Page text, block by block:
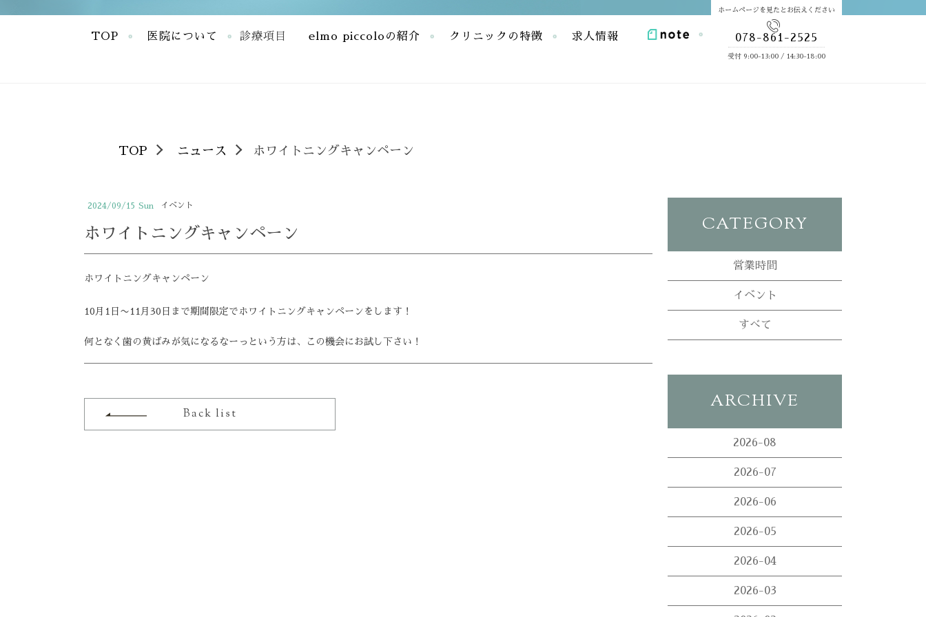
TOP 医院について
英語学習室
診療項目
こどもの矯正歯科
elmo piccoloの紹介 クリニックの特徴 求人情報
ホームページを見たとお伝えください
078-861-2525
受付 9:00-13:00 / 14:30-18:00
TOP ニュース ホワイトニングキャンペーン
2024/09/15 Sun イベント
ホワイトニングキャンペーン
ホワイトニングキャンペーン
10月1日〜11月30日まで期間限定でホワイトニングキャンペーンをします！
何となく歯の黄ばみが気になるなーっという方は、この機会にお試し下さい！
Back list
CATEGORY
営業時間
イベント
すべて
ARCHIVE
2026-08
2026-07
2026-06
2026-05
2026-04
2026-03